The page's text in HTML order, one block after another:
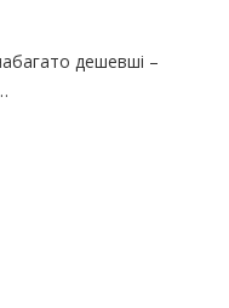
дешевші –